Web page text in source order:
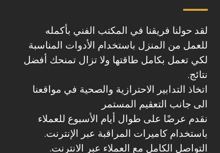
لقد حولنا فريقنا في المكتب الفني بأكمله
للعمل من المنزل باستخدام الأدوات المناسبة
لكي تعمل بكامل طاقتها ولا تزال تمنحك أفضل
نتائج.
اتخاذ التدابير الاحترازية والصحية في مواقعنا
الى جانب التعقيم المستمر
نقدم عرضًا على طوال أيام الأسبوع للعملاء
باستخدام كاميرات المراقبة عبر الإنترنت.
التواصل الكامل مع العملاء عبر الانترنت.